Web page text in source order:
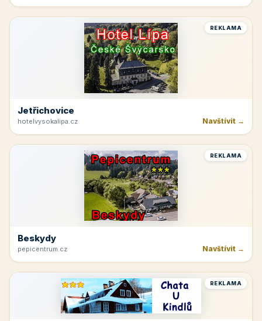
REKLAMA
Jetřichovice
hotelvysokalipa.cz Navštívit →
REKLAMA
Beskydy
pepicentrum.cz Navštívit →
REKLAMA